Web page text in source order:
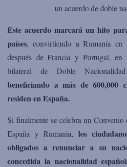
un acuerdo de doble
Este acuerdo marcará un hito
países, convirtiendo a Rumanía en
después de Francia y Portugal,
bilateral de Doble
beneficiando a más de 600,000
residen en España.
Si finalmente se celebra un
España y Rumania, los
obligados a renunciar a su
concedida la nacionalidad